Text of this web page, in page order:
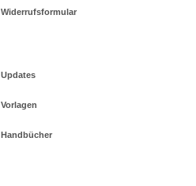
Widerrufsformular
Updates
Vorlagen
Handbücher